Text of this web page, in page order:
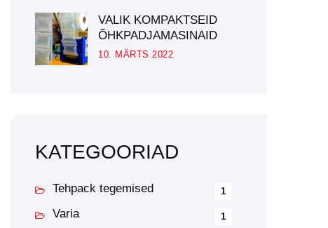
VALIK KOMPAKTSEID
ÕHKPADJAMASINAID
10. MÄRTS 2022
KATEGOORIAD
Tehpack tegemised 1
Varia 1